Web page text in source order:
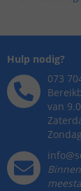
Hulp nodig?
073
van